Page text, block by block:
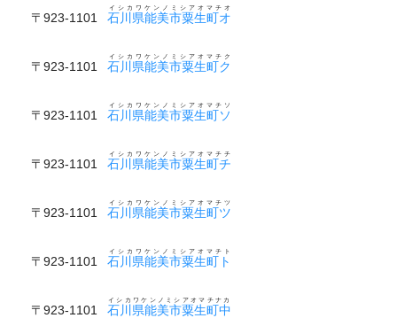
〒923-1101 石川県能美市粟生町オ
イシカワケンノミシアオマチオ
〒923-1101 石川県能美市粟生町ク
イシカワケンノミシアオマチク
〒923-1101 石川県能美市粟生町ソ
イシカワケンノミシアオマチソ
〒923-1101 石川県能美市粟生町チ
イシカワケンノミシアオマチチ
〒923-1101 石川県能美市粟生町ツ
イシカワケンノミシアオマチツ
〒923-1101 石川県能美市粟生町ト
イシカワケンノミシアオマチト
〒923-1101 石川県能美市粟生町中
イシカワケンノミシアオマチナカ